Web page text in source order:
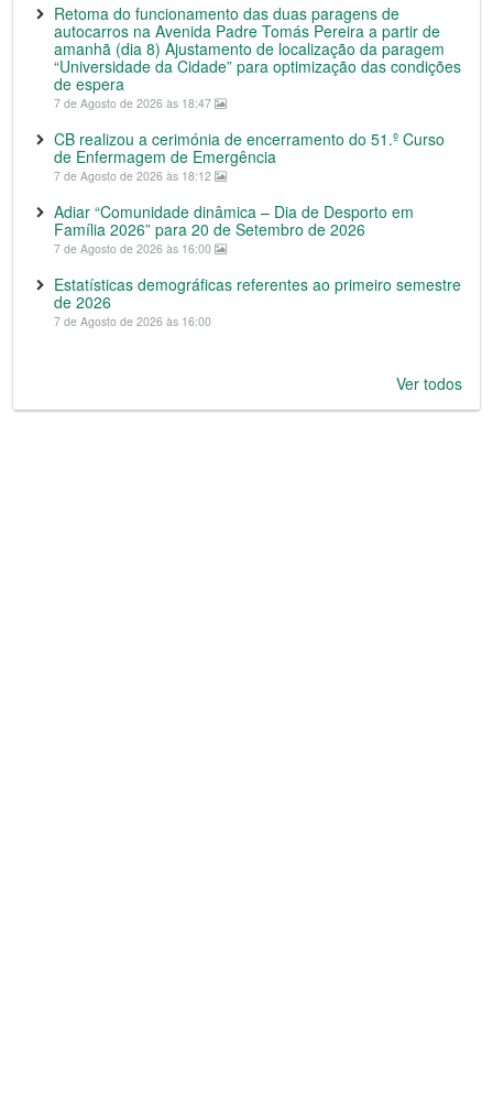
Retoma do funcionamento das duas paragens de
autocarros na Avenida Padre Tomás Pereira a partir de
amanhã (dia 8) Ajustamento de localização da paragem
“Universidade da Cidade” para optimização das condições
de espera
7 de Agosto de 2026 às 18:47
CB realizou a cerimónia de encerramento do 51.º Curso
de Enfermagem de Emergência
7 de Agosto de 2026 às 18:12
Adiar “Comunidade dinâmica – Dia de Desporto em
Família 2026” para 20 de Setembro de 2026
7 de Agosto de 2026 às 16:00
Estatísticas demográficas referentes ao primeiro semestre
de 2026
7 de Agosto de 2026 às 16:00
Ver todos